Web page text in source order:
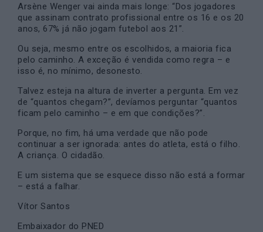
Arsène Wenger vai ainda mais longe: “Dos jogadores
que assinam contrato profissional entre os 16 e os 20
anos, 67% já não jogam futebol aos 21”.
Ou seja, mesmo entre os escolhidos, a maioria fica
pelo caminho. A exceção é vendida como regra – e
isso é, no mínimo, desonesto.
Talvez esteja na altura de inverter a pergunta. Em vez
de “quantos chegam?”, devíamos perguntar “quantos
ficam pelo caminho – e em que condições?”.
Porque, no fim, há uma verdade que não pode
continuar a ser ignorada: antes do atleta, está o filho.
A criança. O cidadão.
E um sistema que se esquece disso não está a formar
– está a falhar.
Vítor Santos
Embaixador do PNED